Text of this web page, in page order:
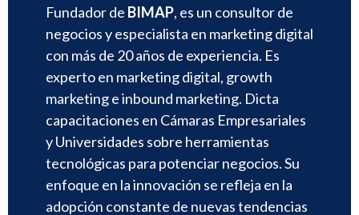
Fundador de BIMAP, es un consultor de
negocios y especialista en marketing digital
con más de 20 años de experiencia. Es
experto en marketing digital, growth
marketing e inbound marketing. Dicta
capacitaciones en Cámaras Empresariales
y Universidades sobre herramientas
tecnológicas para potenciar negocios. Su
enfoque en la innovación se refleja en la
adopción constante de nuevas tendencias